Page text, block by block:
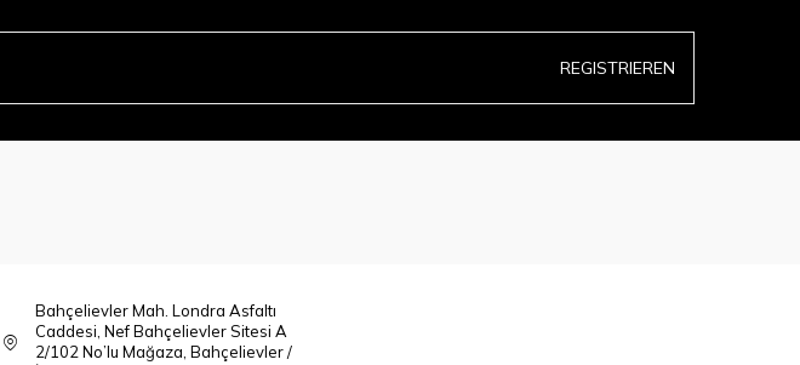
REGISTRIEREN
Bahçelievler Mah. Londra Asfaltı
Caddesi, Nef Bahçelievler Sitesi A
2/102 No’lu Mağaza, Bahçelievler /